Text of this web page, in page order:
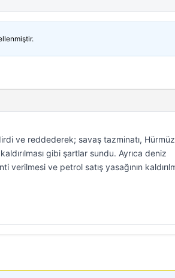
ve reddederek; savaş tazminatı, Hürmüz
gibi şartlar sundu. Ayrıca deniz
verilmesi ve petrol satış yasağının